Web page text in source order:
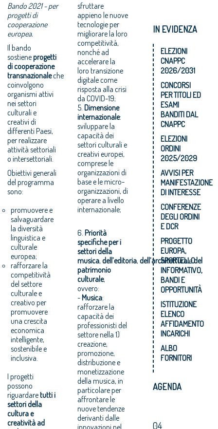
Bando 2021 - per
progetti di
cooperazione
europea.
Il bando
sostieneprogetti
di cooperazione
transnazionaleche
coinvolgono
organismi attivi
nei settori
culturali e
creativi di
differenti Paesi,
per realizzare
attività settoriali
o intersettoriali.
Obiettivi generali
del programma
sono:
promuovere e
salvaguardare
la diversità
linguistica e
culturale
europea;
rafforzare la
competitività
del settore
culturale e
creativo per
promuovere
una crescita
economica
intelligente,
sostenibile e
inclusiva.
I progetti
possono
riguardaretutti i
settori della
cultura e
creatività ad
sfruttare
appieno le nuove
tecnologie per
migliorare la loro
competitività,
nonché ad
accelerare la
loro transizione
digitale come
risposta alla crisi
da COVID-19;
5.Dimensione
internazionale:
sviluppare la
capacità dei
settori culturali e
creativi europei,
comprese le
organizzazioni di
base e le micro-
organizzazioni, di
operare a livello
internazionale;
6.Priorità
specificheper i
settori della
musica,dell’editoria,dell’architetturaedel
patrimonio
culturale,
ovvero:
-Musica:
rafforzare la
capacità dei
professionisti del
settore nella 1)
creazione,
promozione,
distribuzione e
monetizzazione
della musica, in
particolare per
affrontare le
nuove tendenze
derivanti dalle
innovazioni nel
IN EVIDENZA
ELEZIONI
CNAPPC
2026/2031
CONCORSI
PER TITOLI ED
ESAMI
BANDITI DAL
CNAPPC
ELEZIONI
ORDINI
2025/2029
AVVISI PER
MANIFESTAZIONE
DI INTERESSE
CONFERENZE
DEGLI ORDINI
E DCR
PROGETTO
EUROPA,
SPORTELLO
INFORMATIVO,
BANDI E
OPPORTUNITÀ
ISTITUZIONE
ELENCO
AFFIDAMENTO
INCARICHI
ALBO
FORNITORI
AGENDA
04